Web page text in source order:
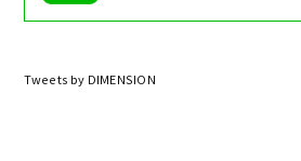
Tweets by DIMENSION